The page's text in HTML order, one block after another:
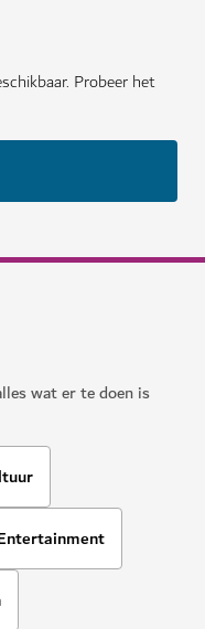
Probeer het
wat er te doen is